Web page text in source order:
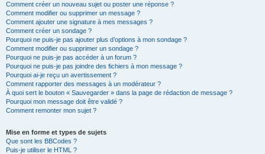
Comment créer un nouveau sujet ou poster une réponse ?
Comment modifier ou supprimer un message ?
Comment ajouter une signature à mes messages ?
Comment créer un sondage ?
Pourquoi ne puis-je pas ajouter plus d’options à mon sondage ?
Comment modifier ou supprimer un sondage ?
Pourquoi ne puis-je pas accéder à un forum ?
Pourquoi ne puis-je pas joindre des fichiers à mon message ?
Pourquoi ai-je reçu un avertissement ?
Comment rapporter des messages à un modérateur ?
À quoi sert le bouton « Sauvegarder » dans la page de rédaction de message ?
Pourquoi mon message doit être validé ?
Comment remonter mon sujet ?
Mise en forme et types de sujets
Que sont les BBCodes ?
Puis-je utiliser le HTML ?